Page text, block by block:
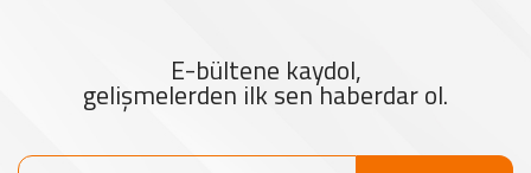
E-bültene kaydol,
gelişmelerden ilk sen haberdar ol.